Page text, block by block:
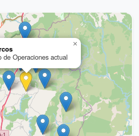
de Operaciones actual
×